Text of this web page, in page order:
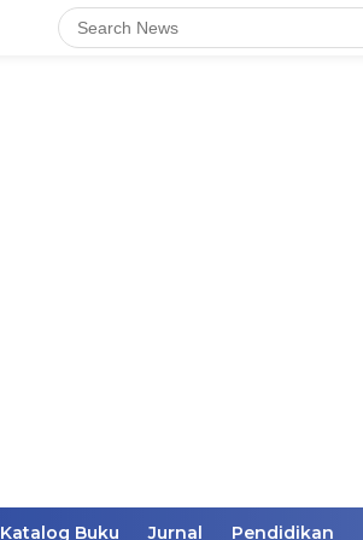
Katalog Buku Jurnal Pendidikan